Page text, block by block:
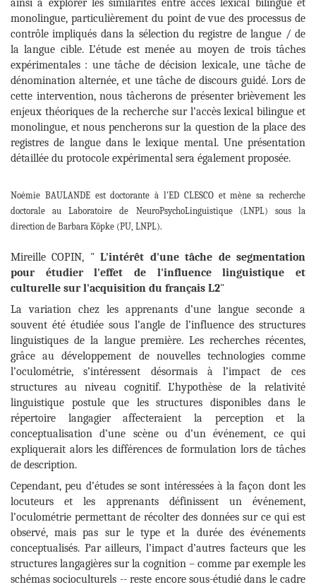
ainsi à explorer les similarités entre accès lexical bilingue et
monolingue, particulièrement du point de vue des processus de
contrôle impliqués dans la sélection du registre de langue / de
la langue cible. L’étude est menée au moyen de trois tâches
expérimentales : une tâche de décision lexicale, une tâche de
dénomination alternée, et une tâche de discours guidé. Lors de
cette intervention, nous tâcherons de présenter brièvement les
enjeux théoriques de la recherche sur l’accès lexical bilingue et
monolingue, et nous pencherons sur la question de la place des
registres de langue dans le lexique mental. Une présentation
détaillée du protocole expérimental sera également proposée.
Noémie BAULANDE est doctorante à l'ED CLESCO et mène sa recherche
doctorale au Laboratoire de NeuroPsychoLinguistique (LNPL) sous la
direction de Barbara Köpke (PU, LNPL).
Mireille COPIN, " L'intérêt d'une tâche de segmentation
pour étudier l'effet de l'influence linguistique et
culturelle sur l'acquisition du français L2"
La variation chez les apprenants d’une langue seconde a
souvent été étudiée sous l’angle de l’influence des structures
linguistiques de la langue première. Les recherches récentes,
grâce au développement de nouvelles technologies comme
l’oculométrie, s’intéressent désormais à l’impact de ces
structures au niveau cognitif. L’hypothèse de la relativité
linguistique postule que les structures disponibles dans le
répertoire langagier affecteraient la perception et la
conceptualisation d’une scène ou d’un événement, ce qui
expliquerait alors les différences de formulation lors de tâches
de description.
Cependant, peu d’études se sont intéressées à la façon dont les
locuteurs et les apprenants définissent un événement,
l’oculométrie permettant de récolter des données sur ce qui est
observé, mais pas sur le type et la durée des événements
conceptualisés. Par ailleurs, l’impact d’autres facteurs que les
structures langagières sur la cognition – comme par exemple les
schémas socioculturels -- reste encore sous-étudié dans le cadre